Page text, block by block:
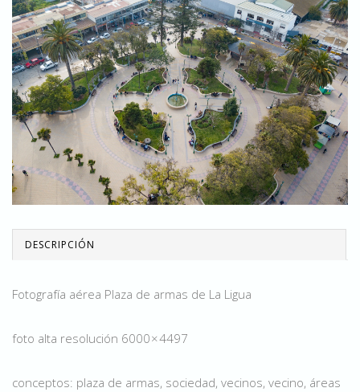
DESCRIPCIÓN
Fotografía aérea Plaza de armas de La Ligua
foto alta resolución 6000 × 4497
conceptos: plaza de armas, sociedad, vecinos, vecino, áreas